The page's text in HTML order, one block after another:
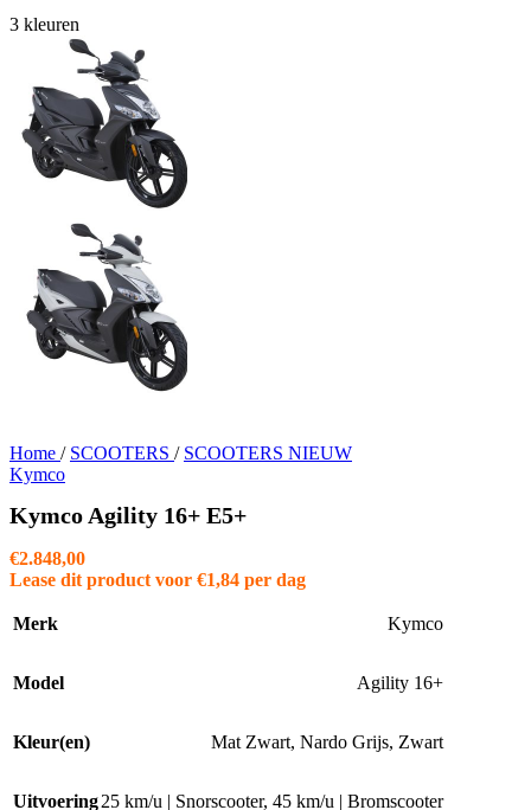
3 kleuren
Home / SCOOTERS / SCOOTERS NIEUW
Kymco
Kymco Agility 16+ E5+
€2.848,00
Lease dit product voor €1,84 per dag
Merk Kymco
Model Agility 16+
Kleur(en) Mat Zwart, Nardo Grijs, Zwart
Uitvoering25 km/u | Snorscooter, 45 km/u | Bromscooter